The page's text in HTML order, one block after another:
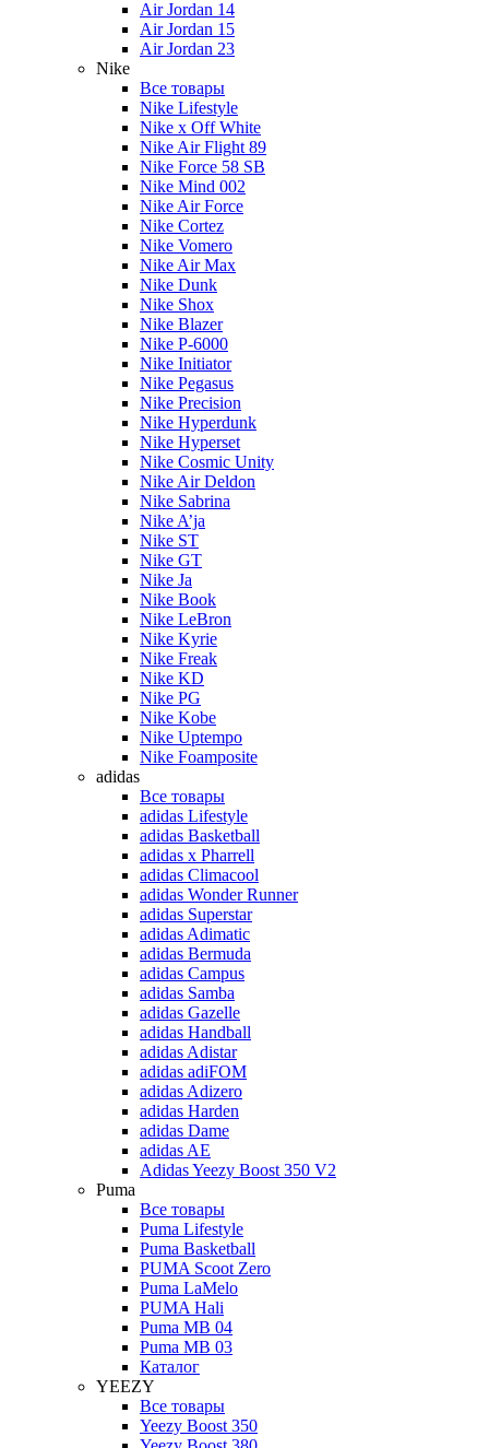
Air Jordan 14
Air Jordan 15
Air Jordan 23
Nike
Все товары
Nike Lifestyle
Nike x Off White
Nike Air Flight 89
Nike Force 58 SB
Nike Mind 002
Nike Air Force
Nike Cortez
Nike Vomero
Nike Air Max
Nike Dunk
Nike Shox
Nike Blazer
Nike P-6000
Nike Initiator
Nike Pegasus
Nike Precision
Nike Hyperdunk
Nike Hyperset
Nike Cosmic Unity
Nike Air Deldon
Nike Sabrina
Nike A’ja
Nike ST
Nike GT
Nike Ja
Nike Book
Nike LeBron
Nike Kyrie
Nike Freak
Nike KD
Nike PG
Nike Kobe
Nike Uptempo
Nike Foamposite
adidas
Все товары
adidas Lifestyle
adidas Basketball
adidas x Pharrell
adidas Climacool
adidas Wonder Runner
adidas Superstar
adidas Adimatic
adidas Bermuda
adidas Campus
adidas Samba
adidas Gazelle
adidas Handball
adidas Adistar
adidas adiFOM
adidas Adizero
adidas Harden
adidas Dame
adidas AE
Adidas Yeezy Boost 350 V2
Puma
Все товары
Puma Lifestyle
Puma Basketball
PUMA Scoot Zero
Puma LaMelo
PUMA Hali
Puma MB 04
Puma MB 03
Каталог
YEEZY
Все товары
Yeezy Boost 350